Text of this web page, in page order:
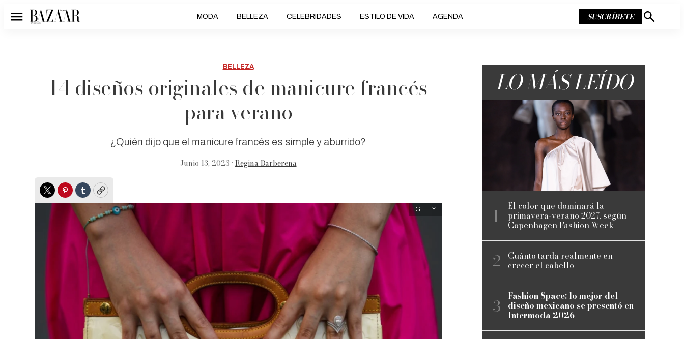
Menú MODA BELLEZA CELEBRIDADES ESTILO DE VIDA AGENDA SUSCRÍBETE
Mostrar
BELLEZA
14 diseños originales de manicure francés
para verano
¿Quién dijo que el manicure francés es simple y aburrido?
Junio 13, 2023 • Regina Barberena
TwitterPinterest
TumblrCopy
GETTY
LO MÁS LEÍDO
El color que dominará la
primavera-verano 2027, según
Copenhagen Fashion Week
Cuánto tarda realmente en
crecer el cabello
Fashion Space: lo mejor del
diseño mexicano se presentó en
Intermoda 2026